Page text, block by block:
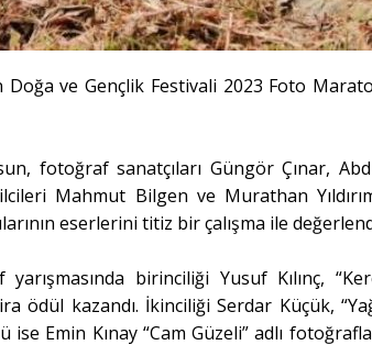
ve Gençlik Festivali 2023 Foto
fotoğraf sanatçıları Güngör Çınar,
Mahmut Bilgen ve Murathan
eserlerini titiz bir çalışma ile
birinciliği Yusuf Kılınç,
ödül kazandı. İkinciliği Serdar Küçük,
Emin Kınay “Cam Güzeli” adlı